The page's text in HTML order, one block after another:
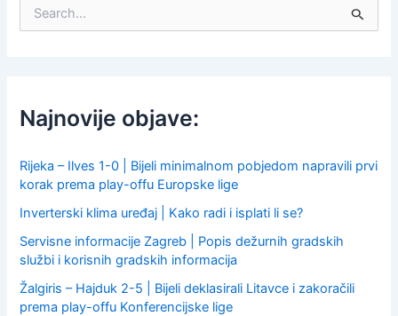
f
o
:
Najnovije objave:
Rijeka – Ilves 1-0 | Bijeli minimalnom pobjedom napravili prvi
korak prema play-offu Europske lige
Inverterski klima uređaj | Kako radi i isplati li se?
Servisne informacije Zagreb | Popis dežurnih gradskih
službi i korisnih gradskih informacija
Žalgiris – Hajduk 2-5 | Bijeli deklasirali Litavce i zakoračili
prema play-offu Konferencijske lige